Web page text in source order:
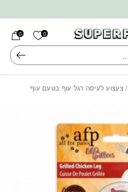
0 הרשימה
0
/ צעצוע לעיסה רגל עוף בטעם עוף